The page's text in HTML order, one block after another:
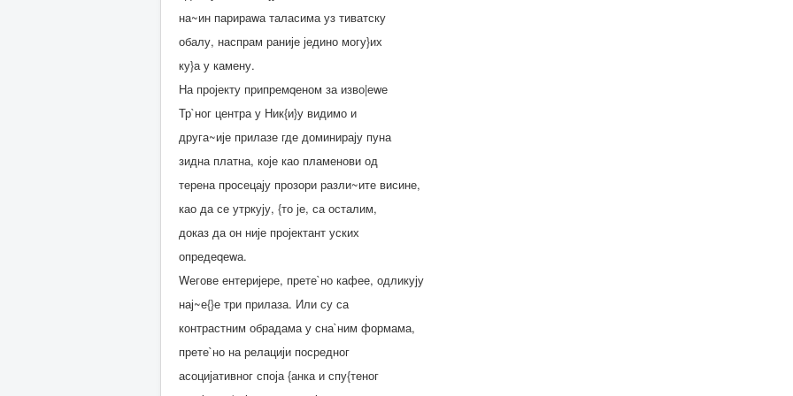
на~ин парираwа таласима уз тиватску
обалу, наспрам раније једино могу}их
ку}а у камену.
На пројекту припремqеном за изво|еwе
Тр`ног центра у Ник{и}у видимо и
друга~ије прилазе где доминирају пуна
зидна платна, које као пламенови од
терена просецају прозори разли~ите висине,
као да се утркују, {то је, са осталим,
доказ да он није пројектант уских
опредеqеwа.
Wегове ентеријере, прете`но кафее, одликују
нај~е{}е три прилаза. Или су са
контрастним обрадама у сна`ним формама,
прете`но на релацији посредног
асоцијативног споја {анка и спу{теног